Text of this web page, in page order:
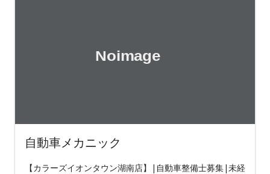
自動車メカニック
【カラーズイオンタウン湖南店】|自動車整備士募集|未経